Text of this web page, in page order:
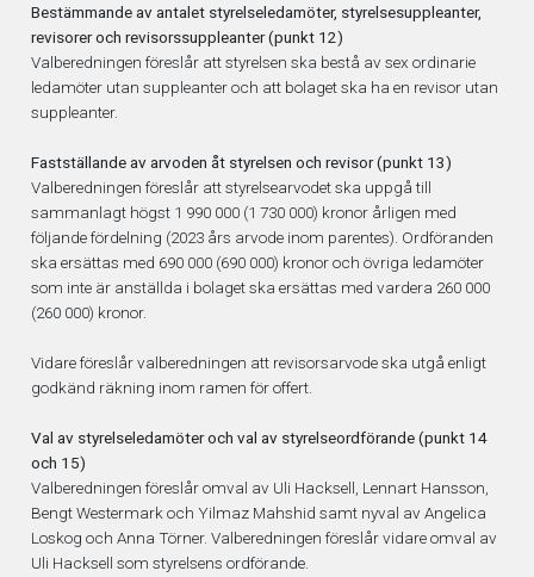
Bestämmande av antalet styrelseledamöter, styrelsesuppleanter,
revisorer och revisorssuppleanter (punkt 12)
Valberedningen föreslår att styrelsen ska bestå av sex ordinarie
ledamöter utan suppleanter och att bolaget ska ha en revisor utan
suppleanter.
Fastställande av arvoden åt styrelsen och revisor (punkt 13)
Valberedningen föreslår att styrelsearvodet ska uppgå till
sammanlagt högst 1 990 000 (1 730 000) kronor årligen med
följande fördelning (2023 års arvode inom parentes). Ordföranden
ska ersättas med 690 000 (690 000) kronor och övriga ledamöter
som inte är anställda i bolaget ska ersättas med vardera 260 000
(260 000) kronor.
Vidare föreslår valberedningen att revisorsarvode ska utgå enligt
godkänd räkning inom ramen för offert.
Val av styrelseledamöter och val av styrelseordförande (punkt 14
och 15)
Valberedningen föreslår omval av Uli Hacksell, Lennart Hansson,
Bengt Westermark och Yilmaz Mahshid samt nyval av Angelica
Loskog och Anna Törner. Valberedningen föreslår vidare omval av
Uli Hacksell som styrelsens ordförande.